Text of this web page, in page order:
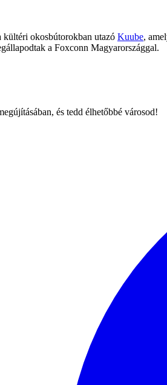
kültéri okosbútorokban utazó Kuube,
a Foxconn Magyarországgal.
és tedd élhetőbbé városod!